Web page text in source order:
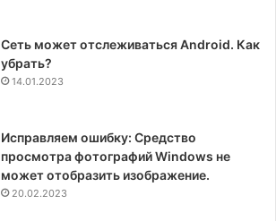
Сеть может отслеживаться Android. Как
убрать?
14.01.2023
Исправляем ошибку: Средство
просмотра фотографий Windows не
может отобразить изображение.
20.02.2023